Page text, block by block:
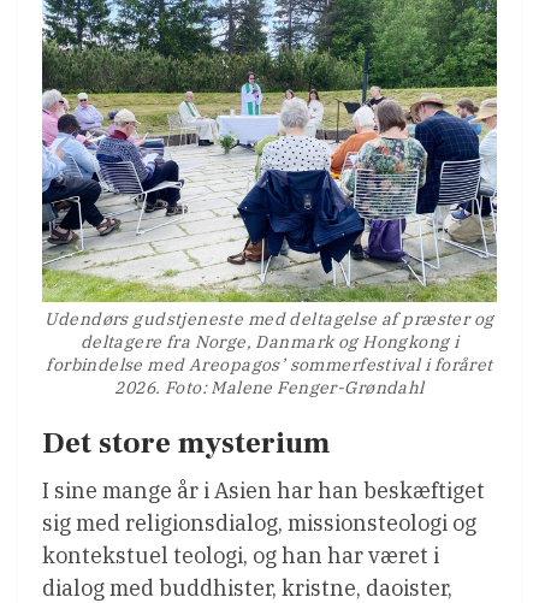
Udendørs gudstjeneste med deltagelse af præster og
deltagere fra Norge, Danmark og Hongkong i
forbindelse med Areopagos’ sommerfestival i foråret
2026. Foto: Malene Fenger-Grøndahl
Det store mysterium
I sine mange år i Asien har han beskæftiget
sig med religionsdialog, missionsteologi og
kontekstuel teologi, og han har været i
dialog med buddhister, kristne, daoister,